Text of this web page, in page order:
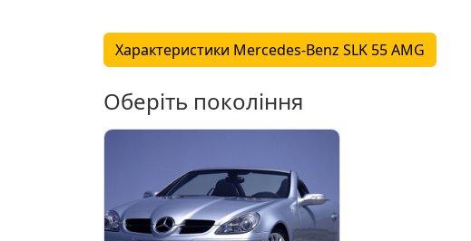
Характеристики Mercedes-Benz SLK 55 AMG
Оберіть покоління